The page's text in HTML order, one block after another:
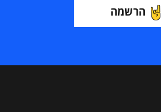
הרשמה